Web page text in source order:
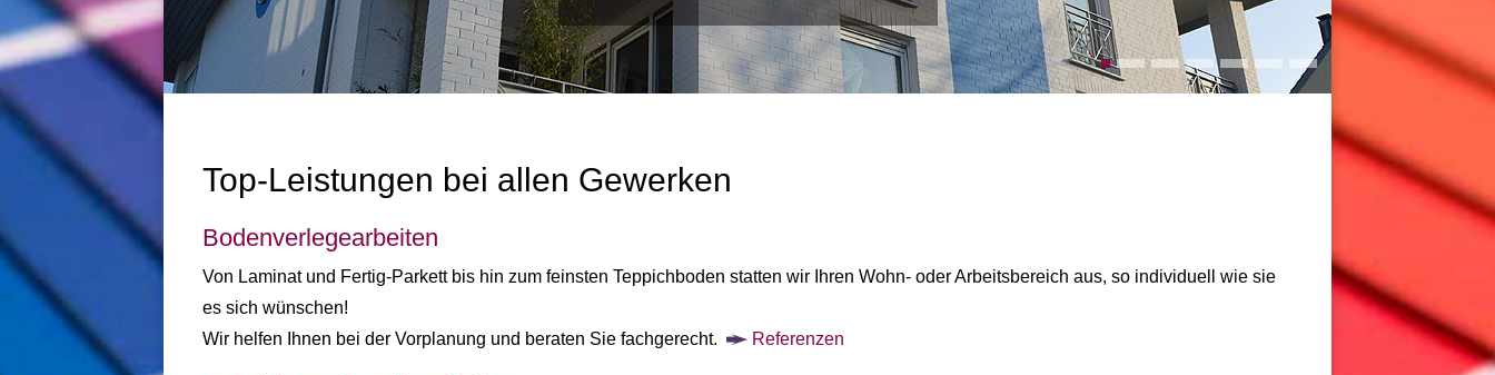
Top-Leistungen bei allen Gewerken
Bodenverlegearbeiten
Von Laminat und Fertig-Parkett bis hin zum feinsten Teppichboden statten wir Ihren Wohn- oder Arbeitsbereich aus, so individuell wie sie
es sich wünschen!
Wir helfen Ihnen bei der Vorplanung und beraten Sie fachgerecht.
Referenzen